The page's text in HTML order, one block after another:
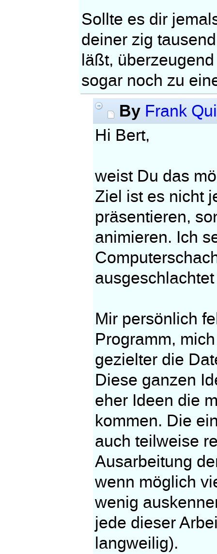
Sollte es dir
deiner zig
läßt,
sogar noch zu
By Frank
Hi Bert,
weist Du das
Ziel ist es nicht
präsentieren,
animieren. Ich
Mir persönlich
Programm,
gezielter die
Diese ganzen
eher Ideen die
kommen. Die
auch teilweise
Ausarbeitung
wenn möglich
wenig
jede dieser
langweilig).